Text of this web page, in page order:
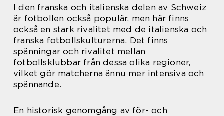
I den franska och italienska delen av Schweiz
är fotbollen också populär, men här finns
också en stark rivalitet med de italienska och
franska fotbollskulturerna. Det finns
spänningar och rivalitet mellan
fotbollsklubbar från dessa olika regioner,
vilket gör matcherna ännu mer intensiva och
spännande.
En historisk genomgång av för- och